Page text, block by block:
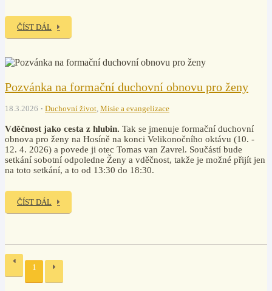
ČÍST DÁL
Pozvánka na formační duchovní obnovu pro ženy
18.3.2026 Duchovní život, Misie a evangelizace
Vděčnost jako cesta z hlubin. Tak se jmenuje formační duchovní
obnova pro ženy na Hosíně na konci Velikonočního oktávu (10. -
12. 4. 2026) a povede ji otec Tomas van Zavrel. Součástí bude
setkání sobotní odpoledne Ženy a vděčnost, takže je možné přijít jen
na toto setkání, a to od 13:30 do 18:30.
ČÍST DÁL
1